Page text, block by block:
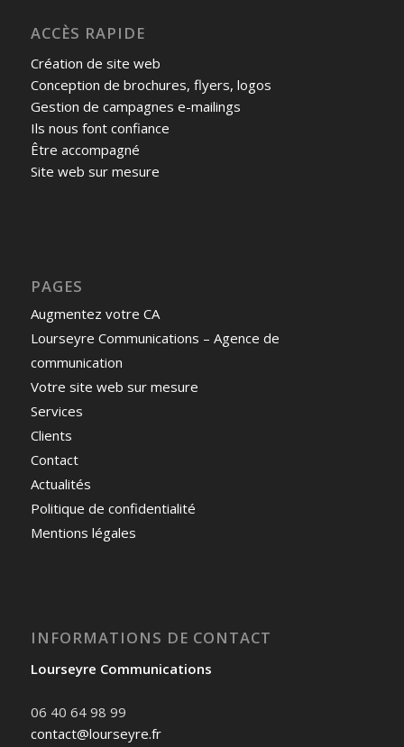
ACCÈS RAPIDE
Création de site web
Conception de brochures, flyers, logos
Gestion de campagnes e-mailings
Ils nous font confiance
Être accompagné
Site web sur mesure
PAGES
Augmentez votre CA
Lourseyre Communications – Agence de
communication
Votre site web sur mesure
Services
Clients
Contact
Actualités
Politique de confidentialité
Mentions légales
INFORMATIONS DE CONTACT
Lourseyre Communications
06 40 64 98 99
contact@lourseyre.fr